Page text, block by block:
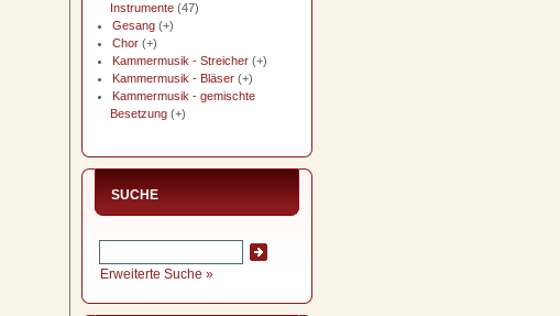
Instrumente (47)
Gesang (+)
Chor (+)
Kammermusik - Streicher (+)
Kammermusik - Bläser (+)
Kammermusik - gemischte
Besetzung (+)
SUCHE
Erweiterte Suche »